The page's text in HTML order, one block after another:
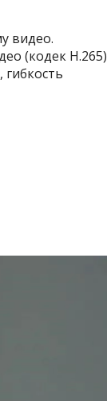
видео.
(кодек H.265)